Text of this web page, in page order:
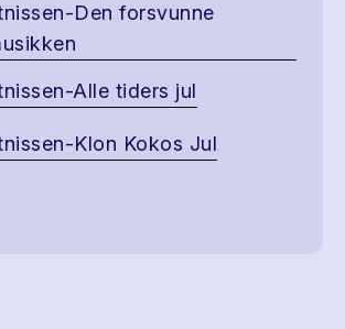
Den forsvunne
Alle tiders jul
Klon Kokos Jul